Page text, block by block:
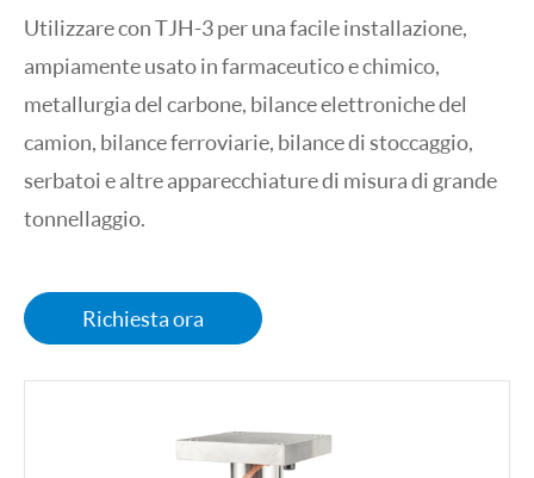
Utilizzare con TJH-3 per una facile installazione,
ampiamente usato in farmaceutico e chimico,
metallurgia del carbone, bilance elettroniche del
camion, bilance ferroviarie, bilance di stoccaggio,
serbatoi e altre apparecchiature di misura di grande
tonnellaggio.
Richiesta ora